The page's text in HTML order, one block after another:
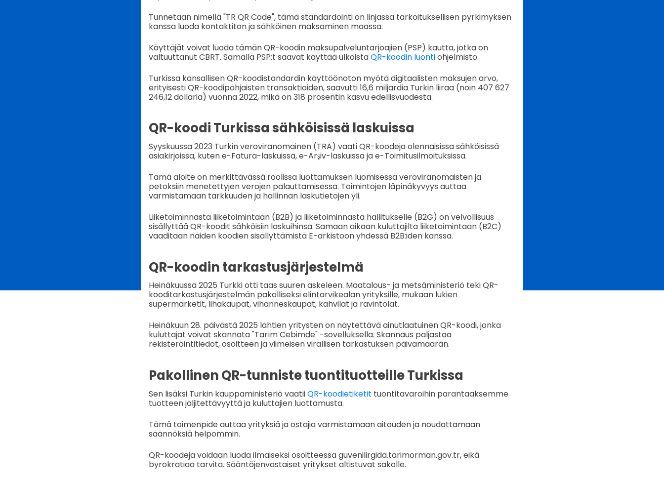
Tunnetaan nimellä "TR QR Code", tämä standardointi on linjassa tarkoituksellisen pyrkimyksen
kanssa luoda kontaktiton ja sähköinen maksaminen maassa.
Käyttäjät voivat luoda tämän QR-koodin maksupalveluntarjoajien (PSP) kautta, jotka on
valtuuttanut CBRT. Samalla PSP:t saavat käyttää ulkoistaQR-koodin luontiohjelmisto.
Turkissa kansallisen QR-koodistandardin käyttöönoton myötä digitaalisten maksujen arvo,
erityisesti QR-koodipohjaisten transaktioiden, saavutti 16,6 miljardia Turkin liiraa (noin 407 627
246,12 dollaria) vuonna 2022, mikä on 318 prosentin kasvu edellisvuodesta.
QR-koodi Turkissa sähköisissä laskuissa
Syyskuussa 2023 Turkin veroviranomainen (TRA) vaati QR-koodeja olennaisissa sähköisissä
asiakirjoissa, kuten e-Fatura-laskuissa, e-Arşiv-laskuissa ja e-Toimitusilmoituksissa.
Tämä aloite on merkittävässä roolissa luottamuksen luomisessa veroviranomaisten ja
petoksiin menetettyjen verojen palauttamisessa. Toimintojen läpinäkyvyys auttaa
varmistamaan tarkkuuden ja hallinnan laskutietojen yli.
Liiketoiminnasta liiketoimintaan (B2B) ja liiketoiminnasta hallitukselle (B2G) on velvollisuus
sisällyttää QR-koodit sähköisiin laskuihinsa. Samaan aikaan kuluttajilta liiketoimintaan (B2C)
vaaditaan näiden koodien sisällyttämistä E-arkistoon yhdessä B2B:iden kanssa.
QR-koodin tarkastusjärjestelmä
Heinäkuussa 2025 Turkki otti taas suuren askeleen. Maatalous- ja metsäministeriö teki QR-
kooditarkastusjärjestelmän pakolliseksi elintarvikealan yrityksille, mukaan lukien
supermarketit, lihakaupat, vihanneskaupat, kahvilat ja ravintolat.
Heinäkuun 28. päivästä 2025 lähtien yritysten on näytettävä ainutlaatuinen QR-koodi, jonka
kuluttajat voivat skannata "Tarım Cebimde" -sovelluksella. Skannaus paljastaa
rekisteröintitiedot, osoitteen ja viimeisen virallisen tarkastuksen päivämäärän.
Pakollinen QR-tunniste tuontituotteille Turkissa
Sen lisäksi Turkin kauppaministeriö vaatiiQR-koodietiketit tuontitavaroihin parantaaksemme
tuotteen jäljitettävyyttä ja kuluttajien luottamusta.
Tämä toimenpide auttaa yrityksiä ja ostajia varmistamaan aitouden ja noudattamaan
säännöksiä helpommin.
QR-koodeja voidaan luoda ilmaiseksi osoitteessa guvenilirgida.tarimorman.gov.tr, eikä
byrokratiaa tarvita. Sääntöjenvastaiset yritykset altistuvat sakolle.